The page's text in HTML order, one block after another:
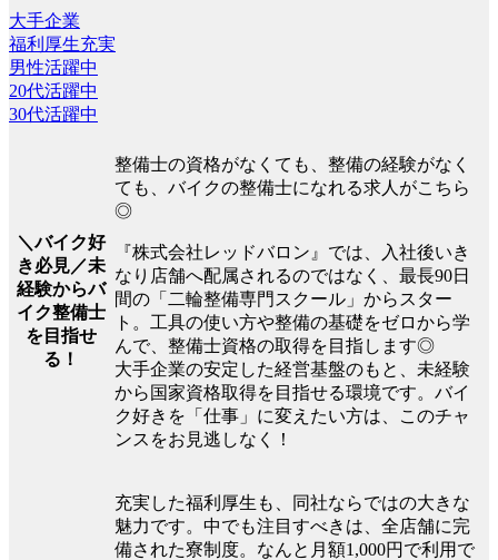
大手企業
福利厚生充実
男性活躍中
20代活躍中
30代活躍中
＼バイク好
き必見／未
経験からバ
イク整備士
を目指せ
る！
整備士の資格がなくても、整備の経験がなく
ても、バイクの整備士になれる求人がこちら
◎
『株式会社レッドバロン』では、入社後いき
なり店舗へ配属されるのではなく、最長90日
間の「二輪整備専門スクール」からスター
ト。工具の使い方や整備の基礎をゼロから学
んで、整備士資格の取得を目指します◎
大手企業の安定した経営基盤のもと、未経験
から国家資格取得を目指せる環境です。バイ
ク好きを「仕事」に変えたい方は、このチャ
ンスをお見逃しなく！
充実した福利厚生も、同社ならではの大きな
魅力です。中でも注目すべきは、全店舗に完
備された寮制度。なんと月額1,000円で利用で